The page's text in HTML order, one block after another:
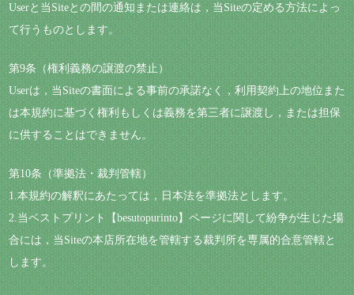
Userと当Siteとの間の通知または連絡は，当Siteの定める方法によっ
て行うものとします。
第9条（権利義務の譲渡の禁止）
Userは，当Siteの書面による事前の承諾なく，利用契約上の地位また
は本規約に基づく権利もしくは義務を第三者に譲渡し，または担保
に供することはできません。
第10条（準拠法・裁判管轄）
1.本規約の解釈にあたっては，日本法を準拠法とします。
2.当ベストプリント【besutopurinto】ページに関して紛争が生じた場
合には，当Siteの本店所在地を管轄する裁判所を専属的合意管轄と
します。